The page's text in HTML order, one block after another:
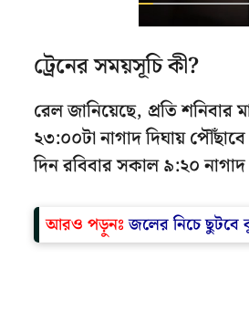
ট্রেনের সময়সূচি কী?
রেল জানিয়েছে, প্রতি
২৩:০০টা নাগাদ দিঘায়
দিন রবিবার সকাল ৯:২০
আরও পড়ুনঃজলের নিচে ছুটবে